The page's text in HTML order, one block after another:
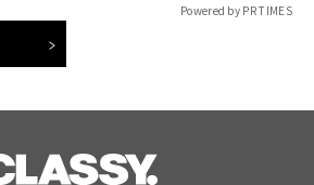
Powered by PR TIMES